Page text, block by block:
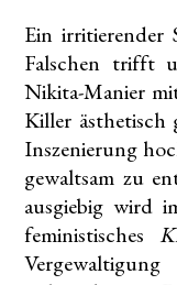
Ein irritierender
Falschen trifft
Nikita-Manier
Killer ästhetisch
Inszenierung
gewaltsam zu
ausgiebig wird
feministisches